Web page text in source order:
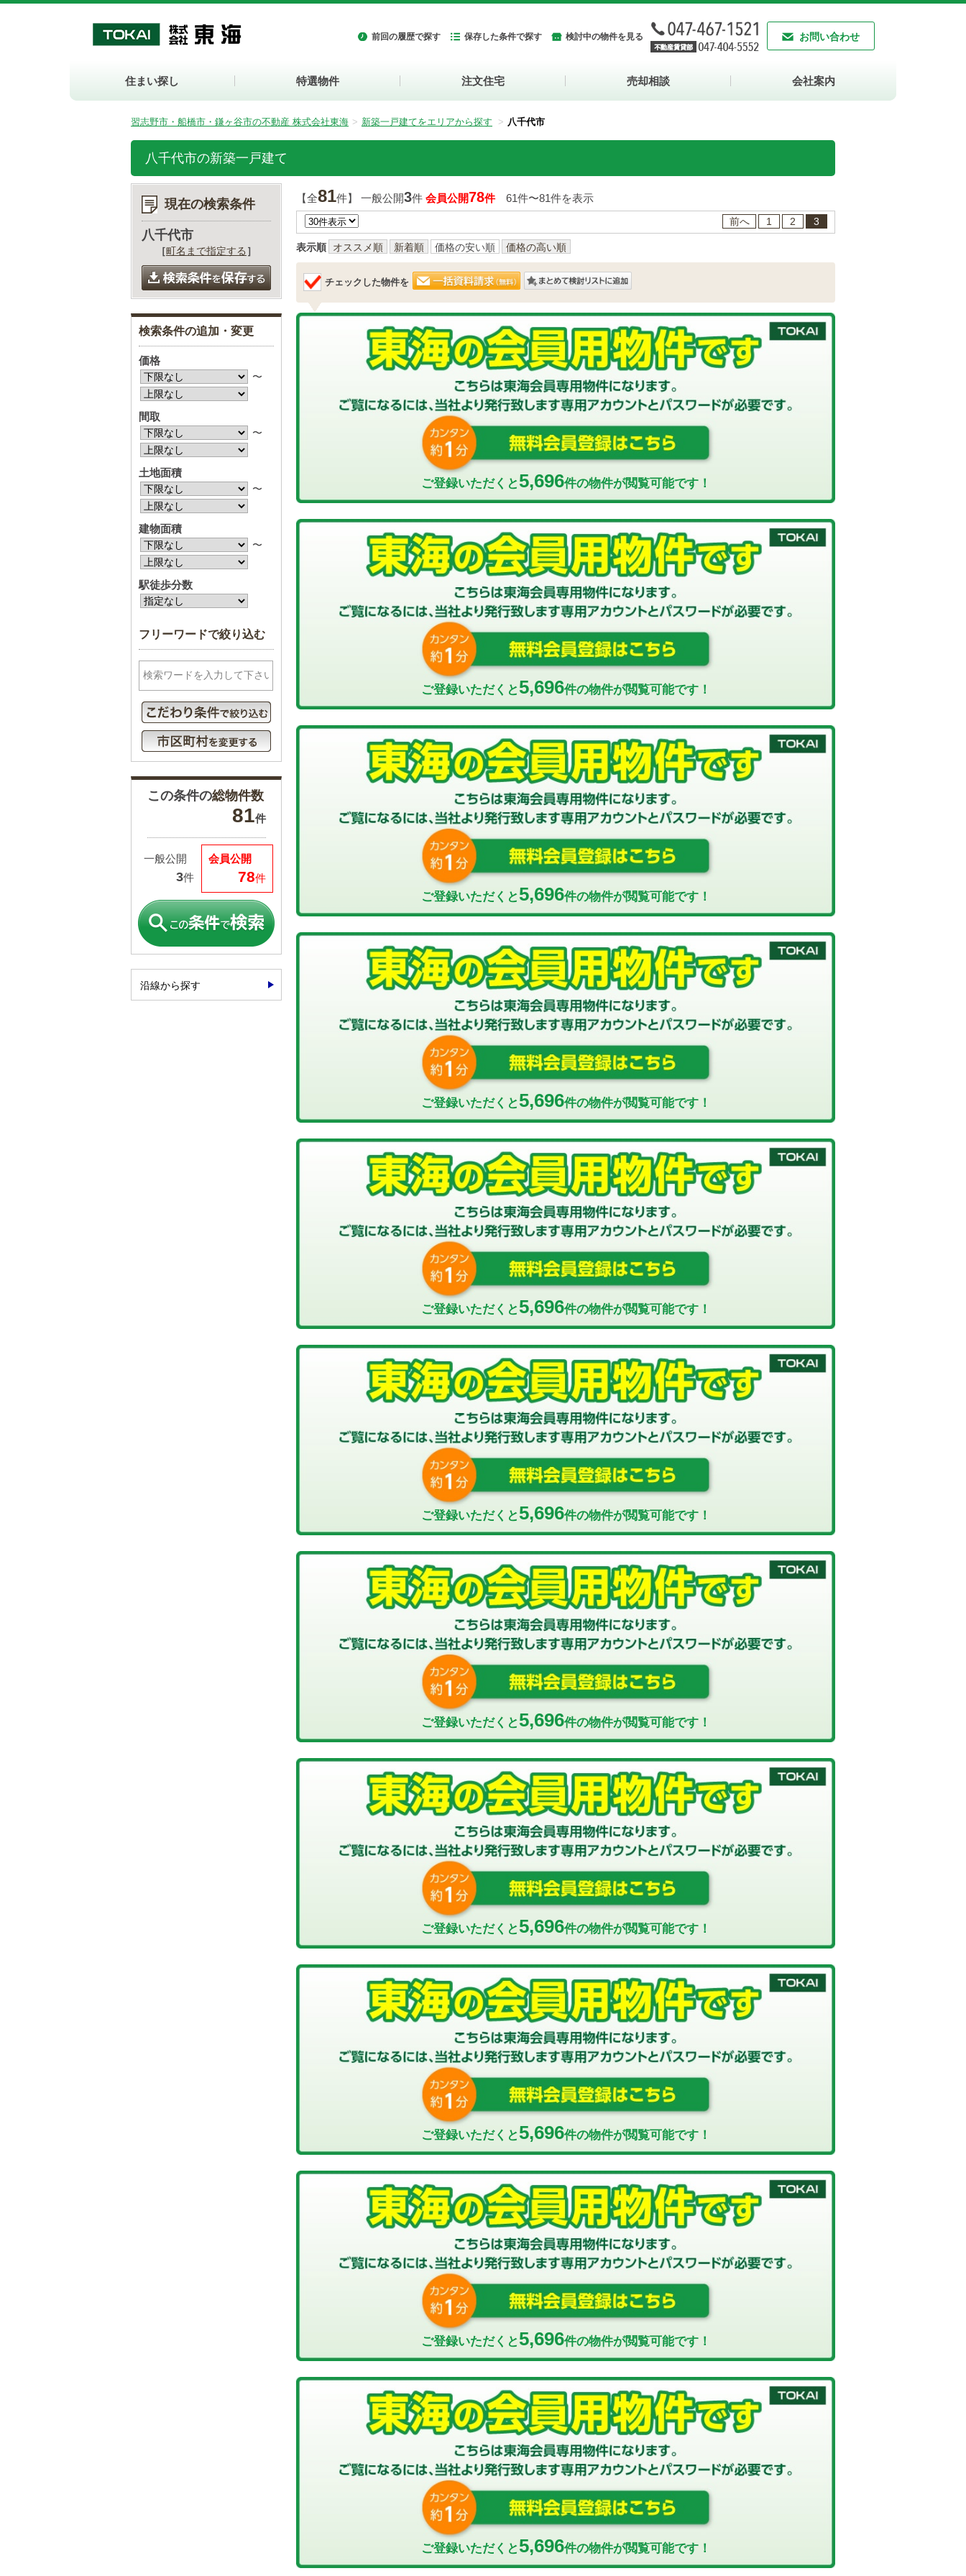
前回の履歴で探す 保存した条件で探す 検討中の物件を見る お問い合わせ
住まい探し 特選物件 注文住宅 売却相談 会社案内
習志野市・船橋市・鎌ヶ谷市の不動産 株式会社東海 新築一戸建てをエリアから探す 八千代市
八千代市の新築一戸建て
【全81件】 一般公開3件 会員公開78件61件〜81件を表示
前へ 1 2 3
表示順 オススメ順 新着順 価格の安い順 価格の高い順
チェックした物件を
ご登録いただくと 5,696件の物件が閲覧可能です！
ご登録いただくと 5,696件の物件が閲覧可能です！
ご登録いただくと 5,696件の物件が閲覧可能です！
ご登録いただくと 5,696件の物件が閲覧可能です！
ご登録いただくと 5,696件の物件が閲覧可能です！
ご登録いただくと 5,696件の物件が閲覧可能です！
ご登録いただくと 5,696件の物件が閲覧可能です！
ご登録いただくと 5,696件の物件が閲覧可能です！
ご登録いただくと 5,696件の物件が閲覧可能です！
ご登録いただくと 5,696件の物件が閲覧可能です！
ご登録いただくと 5,696件の物件が閲覧可能です！
現在の検索条件
八千代市
［町名まで指定する ］
検索条件の追加・変更
価格
〜
間取
〜
土地面積
〜
建物面積
〜
駅徒歩分数
フリーワードで絞り込む
この条件の総物件数
81件
会員公開
78件
一般公開
3件
沿線から探す